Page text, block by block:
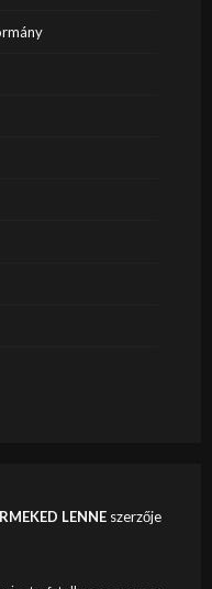
LENNEszerzője